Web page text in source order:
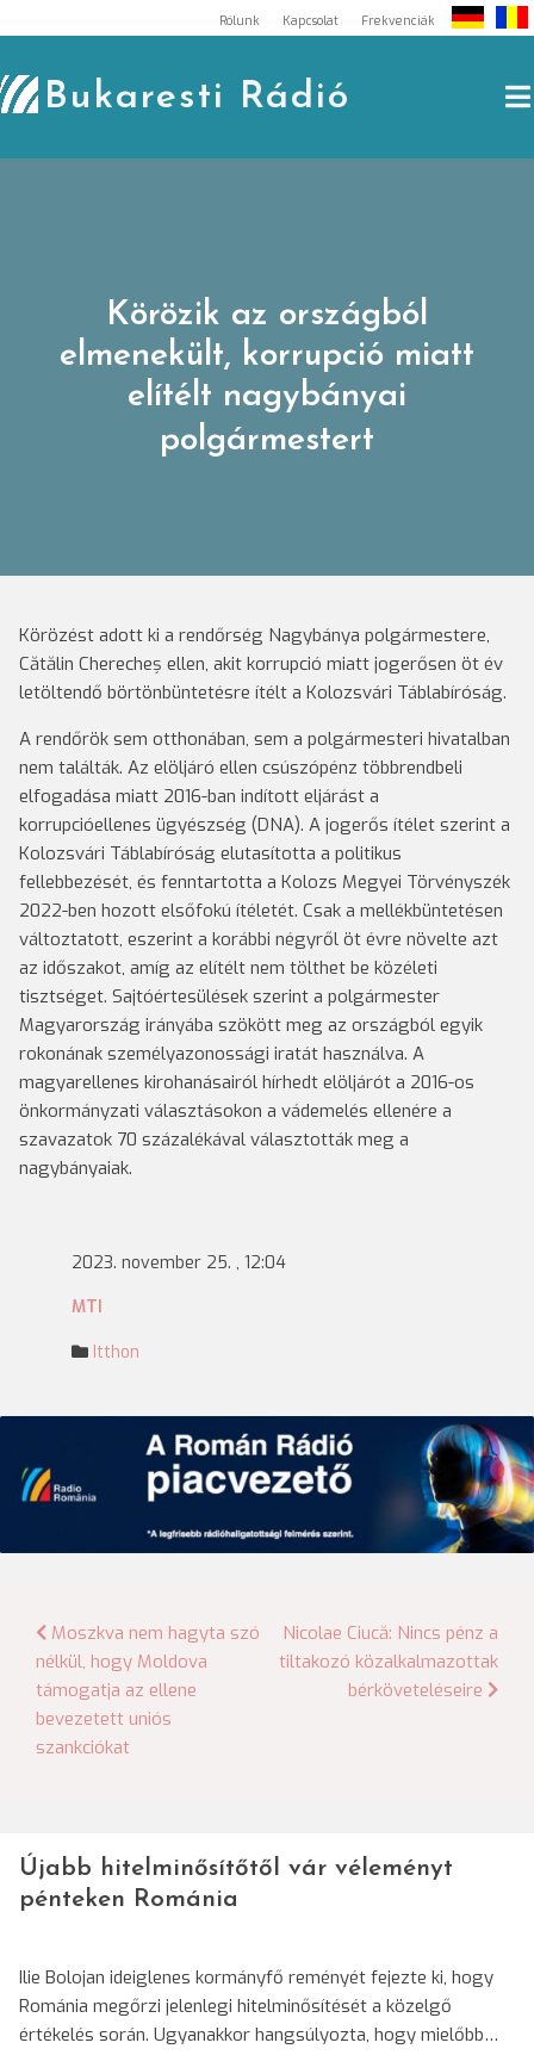
to
content
Rólunk Kapcsolat Frekvenciák
Bukaresti Rádió
Körözik az országból
elmenekült, korrupció miatt
elítélt nagybányai
polgármestert
Körözést adott ki a rendőrség Nagybánya polgármestere,
Cătălin Cherecheș ellen, akit korrupció miatt jogerősen öt év
letöltendő börtönbüntetésre ítélt a Kolozsvári Táblabíróság.
A rendőrök sem otthonában, sem a polgármesteri hivatalban
nem találták. Az elöljáró ellen csúszópénz többrendbeli
elfogadása miatt 2016-ban indított eljárást a
korrupcióellenes ügyészség (DNA). A jogerős ítélet szerint a
Kolozsvári Táblabíróság elutasította a politikus
fellebbezését, és fenntartotta a Kolozs Megyei Törvényszék
2022-ben hozott elsőfokú ítéletét. Csak a mellékbüntetésen
változtatott, eszerint a korábbi négyről öt évre növelte azt
az időszakot, amíg az elítélt nem tölthet be közéleti
tisztséget. Sajtóértesülések szerint a polgármester
Magyarország irányába szökött meg az országból egyik
rokonának személyazonossági iratát használva. A
magyarellenes kirohanásairól hírhedt elöljárót a 2016-os
önkormányzati választásokon a vádemelés ellenére a
szavazatok 70 százalékával választották meg a
nagybányaiak.
2023. november 25. , 12:04
MTI
Itthon
Bejegyzés
navigáció
Moszkva nem hagyta szó
nélkül, hogy Moldova
támogatja az ellene
bevezetett uniós
szankciókat
Nicolae Ciucă: Nincs pénz a
tiltakozó közalkalmazottak
bérköveteléseire
Újabb hitelminősítőtől vár véleményt
pénteken Románia
Ilie Bolojan ideiglenes kormányfő reményét fejezte ki, hogy
Románia megőrzi jelenlegi hitelminősítését a közelgő
értékelés során. Ugyanakkor hangsúlyozta, hogy mielőbb…